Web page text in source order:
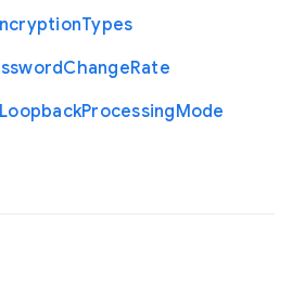
Types
ChangeRate
LoopbackProcessingMode